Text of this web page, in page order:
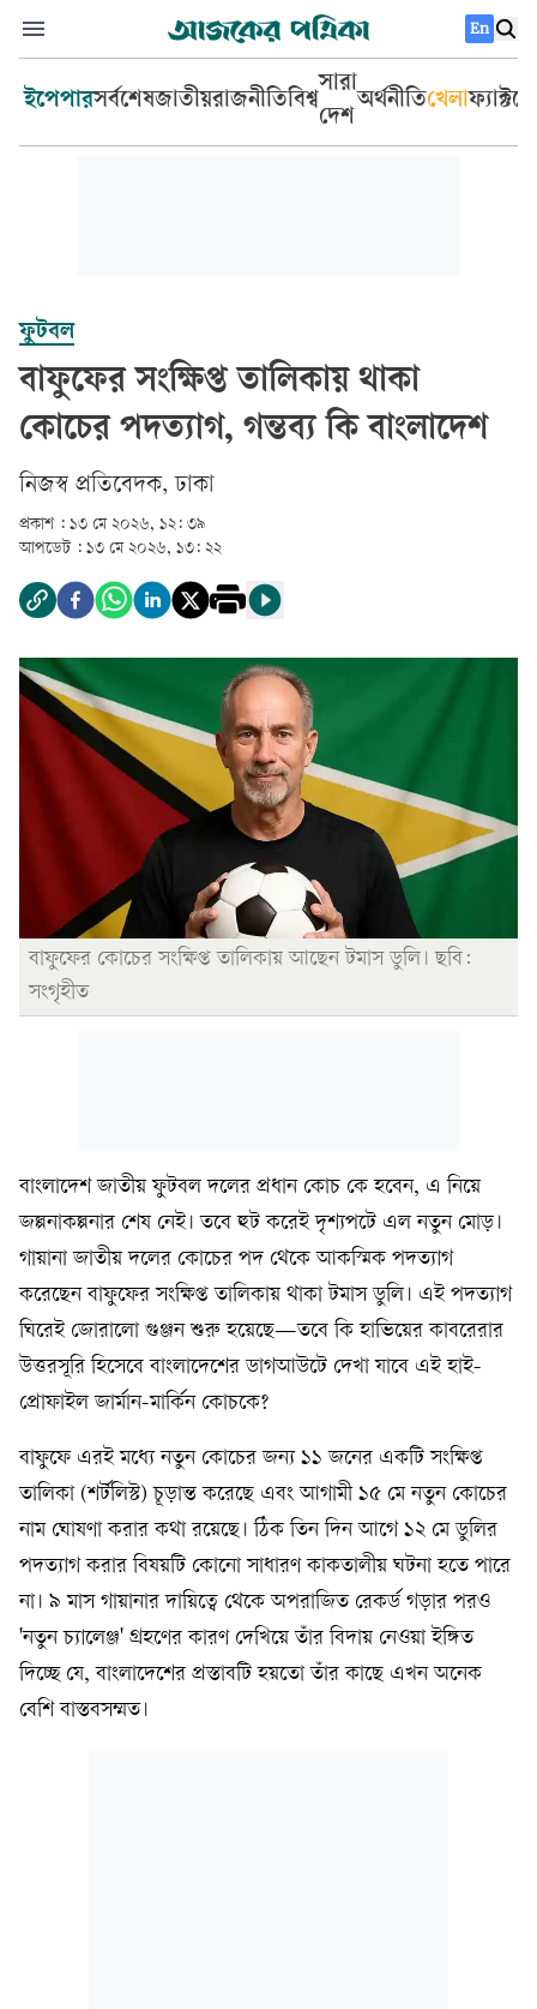
En
ইপেপারসর্বশেষজাতীয়রাজনীতিবিশ্ব
সারা
দেশ
অর্থনীতিখেলা
ফুটবল
বাফুফের সংক্ষিপ্ত তালিকায় থাকা
কোচের পদত্যাগ, গন্তব্য কি বাংলাদেশ
‎নিজস্ব প্রতিবেদক, ঢাকা‎
প্রকাশ : ১৩ মে ২০২৬, ১২: ৩৯
আপডেট : ১৩ মে ২০২৬, ১৩: ২২
বাফুফের কোচের সংক্ষিপ্ত তালিকায় আছেন টমাস ডুলি। ছবি:
সংগৃহীত
বাংলাদেশ জাতীয় ফুটবল দলের প্রধান কোচ কে হবেন, এ নিয়ে
জল্পনাকল্পনার শেষ নেই। তবে হুট করেই দৃশ্যপটে এল নতুন মোড়।
গায়ানা জাতীয় দলের কোচের পদ থেকে আকস্মিক পদত্যাগ
করেছেন বাফুফের সংক্ষিপ্ত তালিকায় থাকা টমাস ডুলি। এই পদত্যাগ
ঘিরেই জোরালো গুঞ্জন শুরু হয়েছে—তবে কি হাভিয়ের কাবরেরার
উত্তরসূরি হিসেবে বাংলাদেশের ডাগআউটে দেখা যাবে এই হাই-
প্রোফাইল জার্মান-মার্কিন কোচকে?
​বাফুফে এরই মধ্যে নতুন কোচের জন্য ১১ জনের একটি সংক্ষিপ্ত
তালিকা (শর্টলিস্ট) চূড়ান্ত করেছে এবং আগামী ১৫ মে নতুন কোচের
নাম ঘোষণা করার কথা রয়েছে। ঠিক তিন দিন আগে ১২ মে ডুলির
পদত্যাগ করার বিষয়টি কোনো সাধারণ কাকতালীয় ঘটনা হতে পারে
না। ৯ মাস গায়ানার দায়িত্বে থেকে অপরাজিত রেকর্ড গড়ার পরও
'নতুন চ্যালেঞ্জ' গ্রহণের কারণ দেখিয়ে তাঁর বিদায় নেওয়া ইঙ্গিত
দিচ্ছে যে, বাংলাদেশের প্রস্তাবটি হয়তো তাঁর কাছে এখন অনেক
বেশি বাস্তবসম্মত।